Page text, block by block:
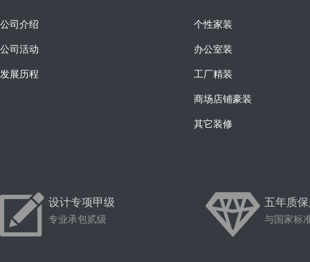
公司介绍
公司活动
发展历程
个性家装
办公室装
工厂精装
商场店铺豪装
其它装修
设计专项甲级
专业承包贰级
五年质
与国家标